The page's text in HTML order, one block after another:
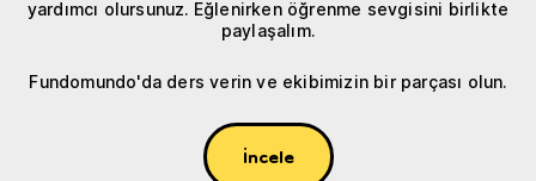
yardımcı olursunuz. Eğlenirken öğrenme sevgisini birlikte
paylaşalım.
Fundomundo'da ders verin ve ekibimizin bir parçası olun.
İncele